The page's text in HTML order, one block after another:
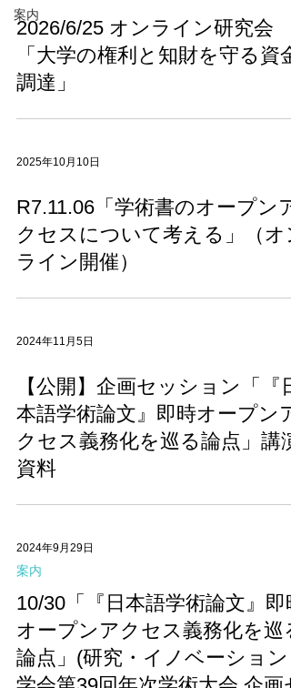
案内
2026/6/25 オンライン研究会
「大学の権利と知財を守る資金
調達」
2025年10月10日
R7.11.06「学術書のオープンア
クセスについて考える」（オ
ライン開催）
2024年11月5日
【公開】企画セッション「『日
本語学術論文』即時オープンア
クセス義務化を巡る論点」講演
資料
2024年9月29日
案内
10/30「『日本語学術論文』即
オープンアクセス義務化を巡
論点」(研究・イノベーション